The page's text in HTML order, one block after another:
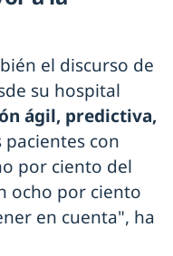
el discurso de
su hospital
ágil, predictiva,
pacientes con
por ciento del
ocho por ciento
en cuenta", ha